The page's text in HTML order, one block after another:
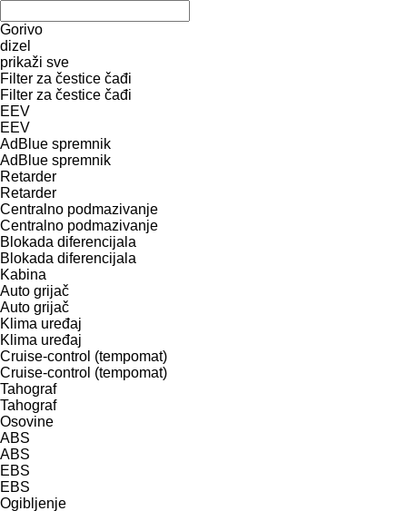
Gorivo
dizel
prikaži sve
Filter za čestice čađi
Filter za čestice čađi
EEV
EEV
AdBlue spremnik
AdBlue spremnik
Retarder
Retarder
Centralno podmazivanje
Centralno podmazivanje
Blokada diferencijala
Blokada diferencijala
Kabina
Auto grijač
Auto grijač
Klima uređaj
Klima uređaj
Cruise-control (tempomat)
Cruise-control (tempomat)
Tahograf
Tahograf
Osovine
ABS
ABS
EBS
EBS
Ogibljenje